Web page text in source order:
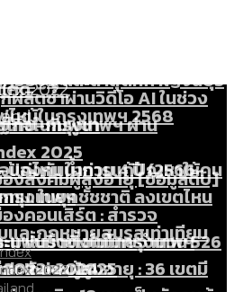
บจากเลือกตั้ง กรุงเทพฯ –
แค่ไหน ในการแก้ปัญหาให้คน
รุงเทพฯ
ม. ที่ยังถูกนำไปทิ้งที่
ครปฐม และล่าสุดที่กาญจนบุรี
ป้องกันน้ำท่วม 4 ปี (2566-
ม. ในยุคชัชชาติ ลงเขตไหน
ที่ขายได้ : สำรวจ Hate
ผลิตซ้ำผ่านวิดีโอ AI ในช่วง
ไทย-กัมพูชา
งคอนเสิร์ต : สำรวจ
แฟนมีตติ้งในไทยจำนวน 526
2024
กิจในกรุงเทพฯ ผ่าน
2025
มาณรายเขตในกรุงเทพฯ
Index 2025
ดับสุดยอด และ 64 จังหวัดที่
กิด
องสังคมผู้สูงอายุ [ข้อมูลดิบ]
งสังคมผู้สูงอายุ : 36 เขตมี
ไหม้ในกรุงเทพฯ 2568
และกฎหมายสมรสเท่าเทียม
2022
2022